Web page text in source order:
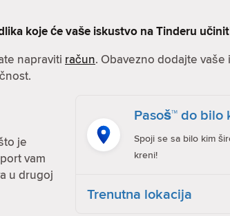
koje će vaše iskustvo na Tinderu
napraviti račun. Obavezno dodajte
je
vam
u drugoj
Pasoš™ do
Spoji se sa bilo kim
kreni!
Trenutna lokacija